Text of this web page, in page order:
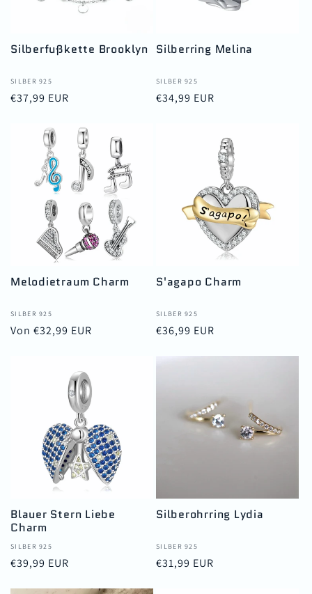
Silberfußkette Brooklyn
Anbieter:
SILBER 925
Normaler
€37,99 EUR
Silberring Melina
Anbieter:
SILBER 925
Normaler
€34,99 EUR
Melodietraum Charm
Anbieter:
SILBER 925
Normaler
Von €32,99 EUR
S'agapo Charm
Anbieter:
SILBER 925
Normaler
€36,99 EUR
Blauer Stern Liebe
Charm
Anbieter:
SILBER 925
Normaler
€39,99 EUR
Silberohrring Lydia
Anbieter:
SILBER 925
Normaler
€31,99 EUR